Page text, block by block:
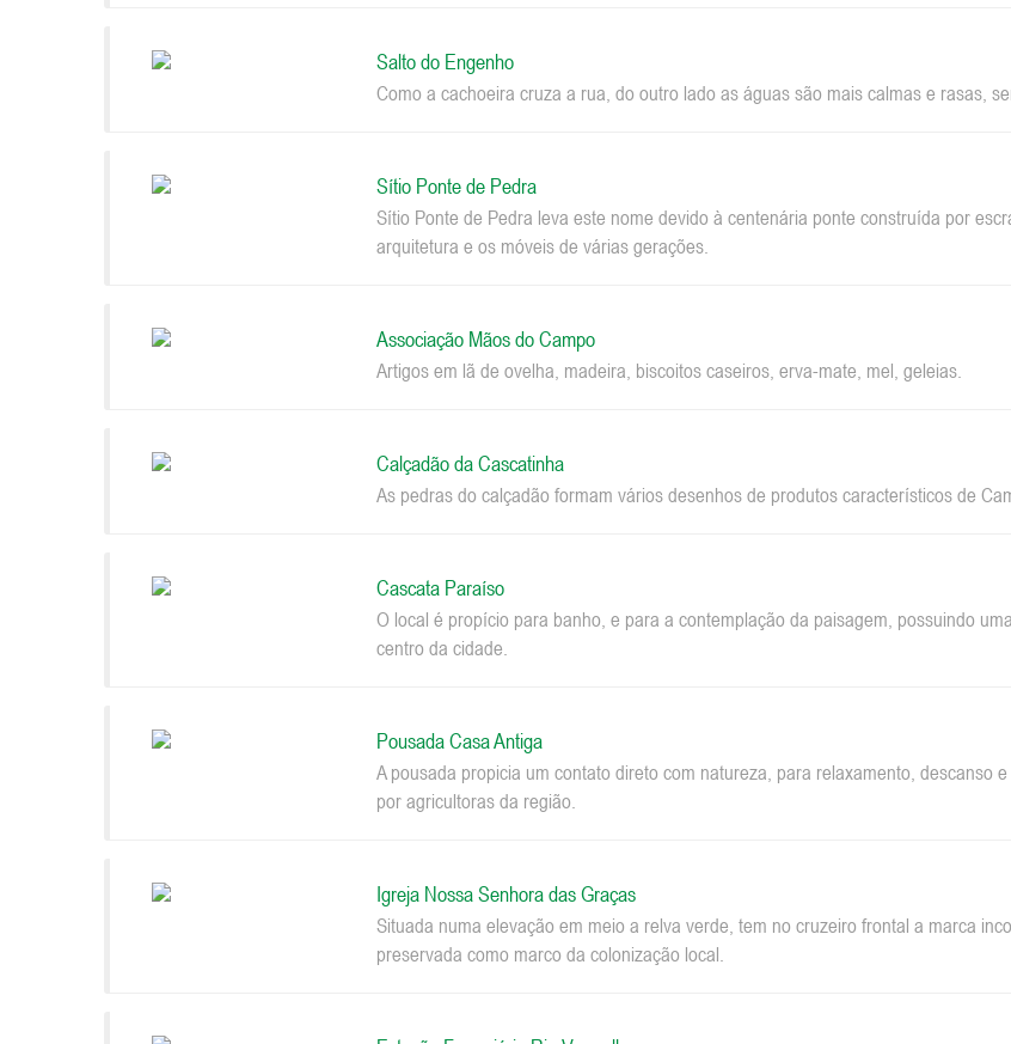
Salto do Engenho
Como a cachoeira cruza a rua, do outro lado as águas são mais calmas e rasas,
Sítio Ponte de Pedra
Sítio Ponte de Pedra leva este nome devido à centenária ponte construída por
arquitetura e os móveis de várias gerações.
Associação Mãos do Campo
Artigos em lã de ovelha, madeira, biscoitos caseiros, erva-mate, mel, geleias.
Calçadão da Cascatinha
As pedras do calçadão formam vários desenhos de produtos característicos de
Cascata Paraíso
O local é propício para banho, e para a contemplação da paisagem, possuindo
centro da cidade.
Pousada Casa Antiga
A pousada propicia um contato direto com natureza, para relaxamento, descanso
por agricultoras da região.
Igreja Nossa Senhora das Graças
Situada numa elevação em meio a relva verde, tem no cruzeiro frontal a marca
preservada como marco da colonização local.